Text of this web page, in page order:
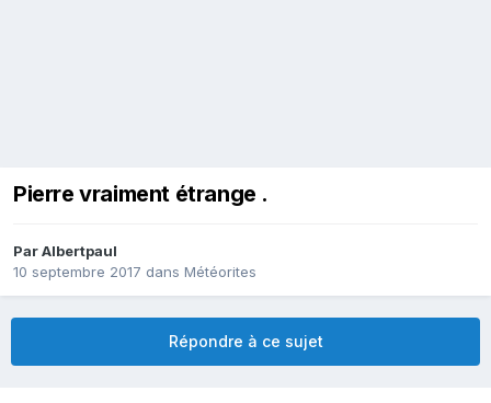
Pierre vraiment étrange .
ParAlbertpaul
10 septembre 2017 dans Météorites
Répondre à ce sujet